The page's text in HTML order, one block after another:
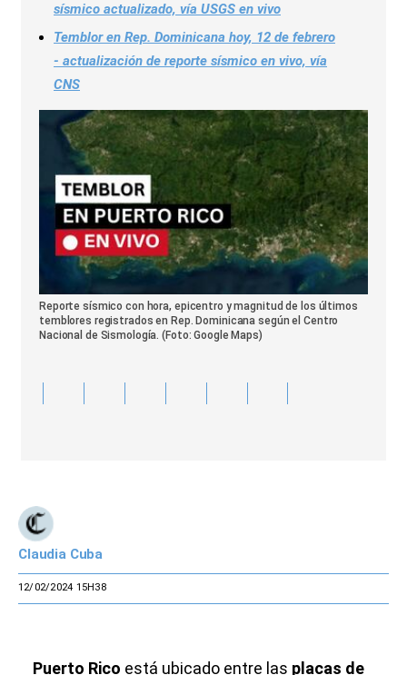
sísmico actualizado, vía USGS en vivo
Temblor en Rep. Dominicana hoy, 12 de febrero
- actualización de reporte sísmico en vivo, vía
CNS
Reporte sísmico con hora, epicentro y magnitud de los últimos
temblores registrados en Rep. Dominicana según el Centro
Nacional de Sismología. (Foto: Google Maps)
Claudia Cuba
12/02/2024 15H38
Puerto Rico está ubicado entre las placas de